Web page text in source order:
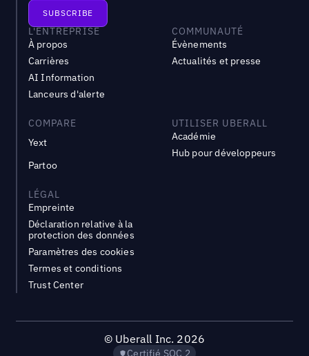
L'ENTREPRISE
À propos
Carrières
AI Information
Lanceurs d'alerte
COMMUNAUTÉ
Évènements
Actualités et presse
COMPARE
Yext
Partoo
UTILISER UBERALL
Académie
Hub pour développeurs
LÉGAL
Empreinte
Déclaration relative à la
protection des données
Paramètres des cookies
Termes et conditions
Trust Center
© Uberall Inc. 2026
Certifié SOC 2